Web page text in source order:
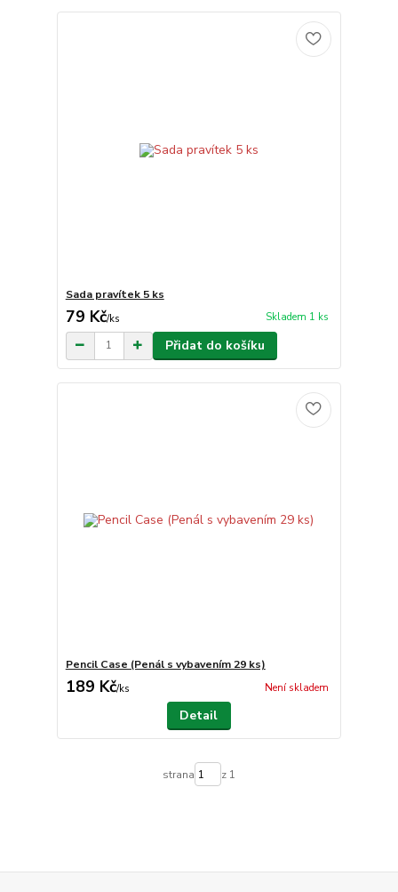
Sada pravítek 5 ks
79 Kč/ks Skladem 1 ks
Přidat do košíku
Pencil Case (Penál s vybavením 29 ks)
189 Kč/ks Není skladem
Detail
strana z 1